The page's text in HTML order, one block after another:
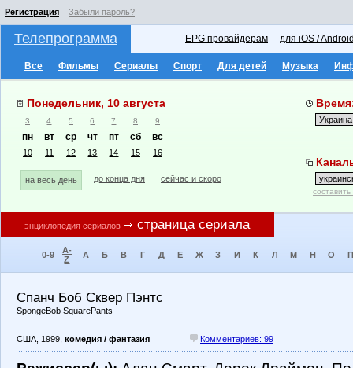
Регистрация Забыли пароль?
Телепрограмма EPG провайдерам для iOS /
Все Фильмы Сериалы Спорт Для детей Музыка
Понедельник, 10 августа
3 4 5 6 7 8 9
пн вт ср чт пт сб вс
10 11 12 13 14 15 16
на весь день до конца дня сейчас и скоро
энциклопедия сериалов страница сериала
0-9
A-
Z
А Б В Г Д Е Ж З И К Л М Н О П
Спанч Боб Сквер Пэнтс
SpongeBob SquarePants
США, 1999, комедия / фантазия Комментариев: 99